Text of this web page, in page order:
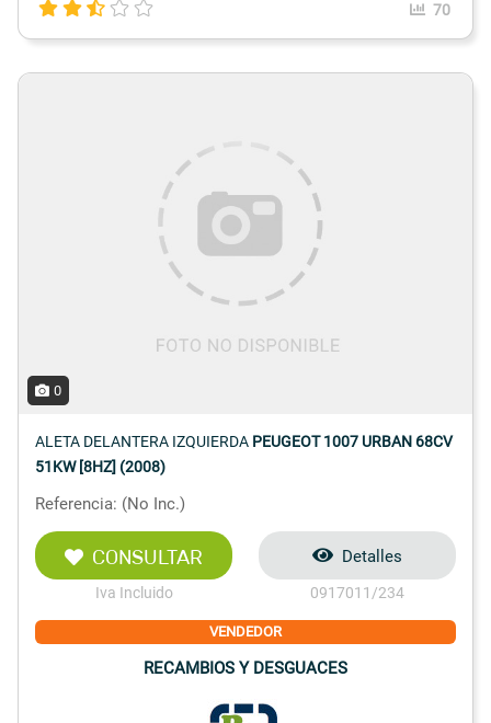
70
0
ALETA DELANTERA IZQUIERDA PEUGEOT 1007 URBAN 68CV
51KW [8HZ] (2008)
Referencia: (No Inc.)
CONSULTAR
Iva Incluido
Detalles
0917011/234
VENDEDOR
RECAMBIOS Y DESGUACES